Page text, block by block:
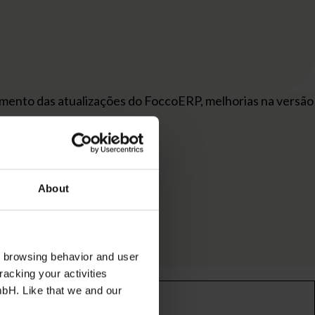
About
behavior and user
your activities
Like that we and our
das atualizações do FoccoERP, melhorias na versão